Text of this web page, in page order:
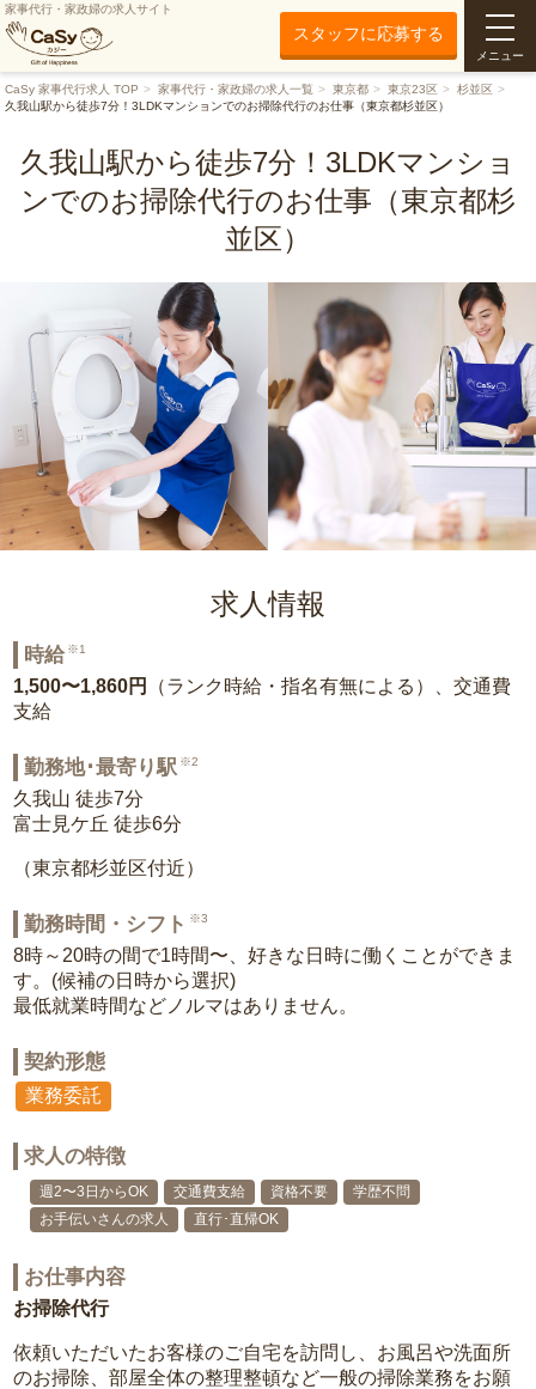
家事代行・家政婦の求人サイト
スタッフに応募する
メニュー
CaSy 家事代行求人 TOP 家事代行・家政婦の求人一覧 東京都 東京23区
杉並区
久我山駅から徒歩7分！3LDKマンションでのお掃除代行のお仕事（東京都杉並区）
久我山駅から徒歩7分！3LDKマンショ
ンでのお掃除代行のお仕事（東京都杉
並区）
求人情報
時給 ※1
1,500〜1,860円
（ランク時給・指名有無による）、交通費
支給
勤務地･最寄り駅 ※2
久我山 徒歩7分
富士見ケ丘 徒歩6分
（東京都杉並区付近）
勤務時間・シフト ※3
8時～20時の間で1時間〜、好きな日時に働くことができま
す。(候補の日時から選択)
最低就業時間などノルマはありません。
契約形態
業務委託
求人の特徴
週2〜3日からOK 交通費支給 資格不要
学歴不問
お手伝いさんの求人
直行･直帰OK
お仕事内容
お掃除代行
依頼いただいたお客様のご自宅を訪問し、お風呂や洗面所
のお掃除、部屋全体の整理整頓など一般の掃除業務をお願